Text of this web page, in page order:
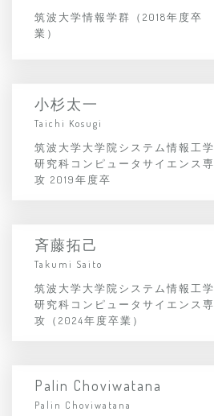
筑波大学情報学群（2018年度卒
業）
小杉太一
Taichi Kosugi
筑波大学大学院システム情報工学
研究科コンピュータサイエンス専
攻 2019年度卒
斉藤拓己
Takumi Saito
筑波大学大学院システム情報工学
研究科コンピュータサイエンス専
攻（2024年度卒業）
Palin Choviwatana
Palin Choviwatana